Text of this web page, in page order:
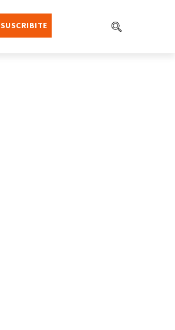
SUSCRIBITE